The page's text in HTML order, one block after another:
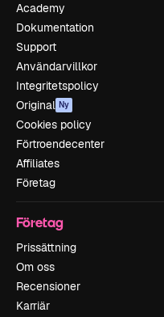
Academy
Dokumentation
Support
Användarvillkor
Integritetspolicy
Original Ny
Cookies policy
Förtroendecenter
Affiliates
Företag
Företag
Prissättning
Om oss
Recensioner
Karriär